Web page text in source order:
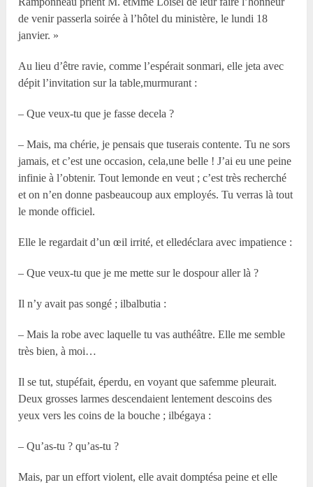
de venir passerla soirée à l’hôtel du ministère, le lundi 18
janvier. »
Au lieu d’être ravie, comme l’espérait sonmari, elle jeta avec
dépit l’invitation sur la table,murmurant :
– Que veux-tu que je fasse decela ?
– Mais, ma chérie, je pensais que tuserais contente. Tu ne sors
jamais, et c’est une occasion, cela,une belle ! J’ai eu une peine
infinie à l’obtenir. Tout lemonde en veut ; c’est très recherché
et on n’en donne pasbeaucoup aux employés. Tu verras là tout
le monde officiel.
Elle le regardait d’un œil irrité, et elledéclara avec impatience :
– Que veux-tu que je me mette sur le dospour aller là ?
Il n’y avait pas songé ; ilbalbutia :
– Mais la robe avec laquelle tu vas authéâtre. Elle me semble
très bien, à moi…
Il se tut, stupéfait, éperdu, en voyant que safemme pleurait.
Deux grosses larmes descendaient lentement descoins des
yeux vers les coins de la bouche ; ilbégaya :
– Qu’as-tu ? qu’as-tu ?
Mais, par un effort violent, elle avait domptésa peine et elle